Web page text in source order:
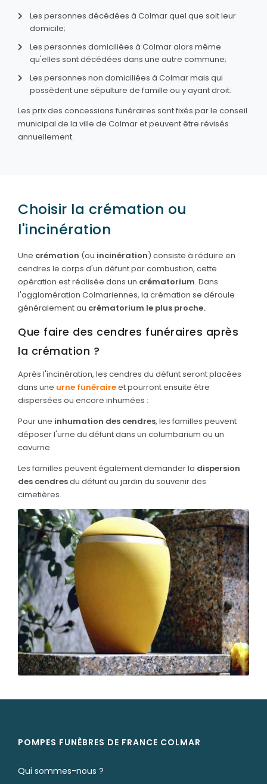
Les personnes décédées à Colmar quel que soit leur
domicile;
Les personnes domiciliées à Colmar alors même
qu'elles sont décédées dans une autre commune;
Les personnes non domiciliées à Colmar mais qui
possèdent une sépulture de famille ou y ayant droit.
Les prix des concessions funéraires sont fixés par le conseil
municipal de la ville de Colmar et peuvent être révisés
annuellement.
Choisir la crémation ou
l'incinération
Une crémation (ou incinération) consiste à réduire en
cendres le corps d'un défunt par combustion, cette
opération est réalisée dans un crématorium. Dans
l'agglomération Colmariennes, la crémation se déroule
généralement au crématorium le plus proche..
Que faire des cendres funéraires après
la crémation ?
Après l'incinération, les cendres du défunt seront placées
dans une urne funéraireet pourront ensuite être
dispersées ou encore inhumées :
Pour une inhumation des cendres, les familles peuvent
déposer l'urne du défunt dans un columbarium ou un
cavurne.
Les familles peuvent également demander la dispersion
des cendresdu défunt au jardin du souvenir des
cimetières.
POMPES FUNÈBRES DE FRANCE COLMAR
Qui sommes-nous ?